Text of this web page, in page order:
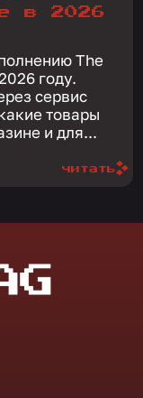
в 2026
The
году.
сервис
товары
и для...
читать